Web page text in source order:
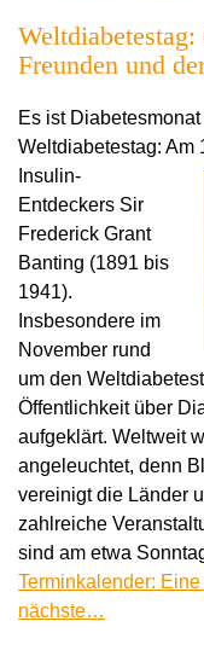
Freunden und
Es ist
Weltdiabetestag: Am
Insulin-
Entdeckers Sir
Frederick Grant
Banting (1891 bis
1941).
Insbesondere im
November rund
um den
Öffentlichkeit über
aufgeklärt. Weltweit
angeleuchtet, denn
vereinigt die Länder
zahlreiche
sind am etwa
Terminkalender:
nächste…